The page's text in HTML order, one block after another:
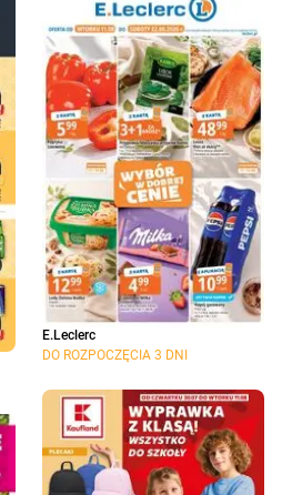
E.Leclerc
DO ROZPOCZĘCIA 3 DNI